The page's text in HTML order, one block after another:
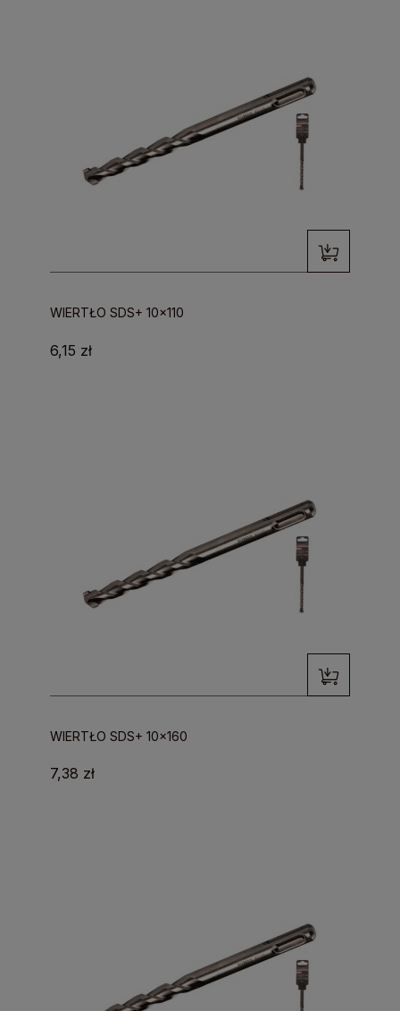
WIERTŁO SDS+ 10x110
6,15 zł
WIERTŁO SDS+ 10x160
7,38 zł